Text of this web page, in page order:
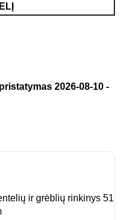
2026-08-10 -
ir grėblių rinkinys 51